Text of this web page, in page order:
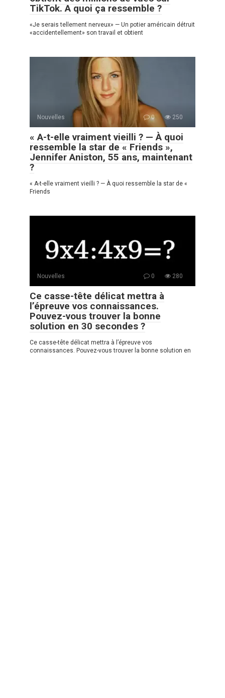
TikTok. A quoi ça ressemble ?
«Je serais tellement nerveux» — Un potier américain détruit
«accidentellement» son travail et obtient
Nouvelles 0 250
« A-t-elle vraiment vieilli ? — À quoi
ressemble la star de « Friends »,
Jennifer Aniston, 55 ans, maintenant
?
« A-t-elle vraiment vieilli ? — À quoi ressemble la star de «
Friends
Nouvelles 0 280
Ce casse-tête délicat mettra à
l’épreuve vos connaissances.
Pouvez-vous trouver la bonne
solution en 30 secondes ?
Ce casse-tête délicat mettra à l’épreuve vos
connaissances. Pouvez-vous trouver la bonne solution en